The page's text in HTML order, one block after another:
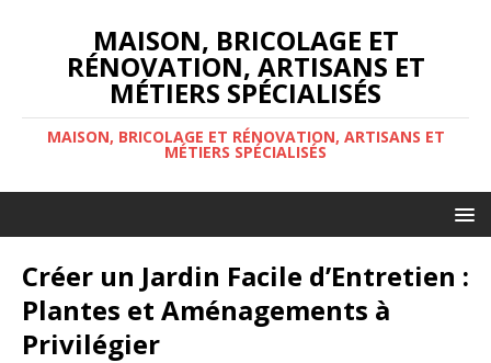
MAISON, BRICOLAGE ET
RÉNOVATION, ARTISANS ET
MÉTIERS SPÉCIALISÉS
MAISON, BRICOLAGE ET RÉNOVATION, ARTISANS ET
MÉTIERS SPÉCIALISÉS
Créer un Jardin Facile d’Entretien :
Plantes et Aménagements à
Privilégier